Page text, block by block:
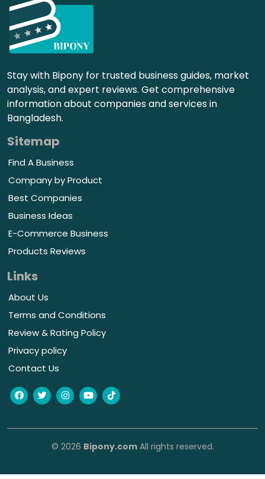
Stay with Bipony for trusted business guides, market
analysis, and expert reviews. Get comprehensive
information about companies and services in
Bangladesh.
Sitemap
Find A Business
Company by Product
Best Companies
Business Ideas
E-Commerce Business
Products Reviews
Links
About Us
Terms and Conditions
Review & Rating Policy
Privacy policy
Contact Us
© 2026 Bipony.comAll rights reserved.